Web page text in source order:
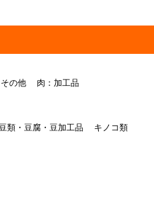
の他 肉：加工品
類・豆腐・豆加工品
キノコ類